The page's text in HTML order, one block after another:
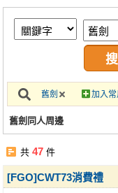
繪圖藝廊
交流中心
攤位轉讓區
會員功能選單
註冊會員
舊劍 加入
舊劍同人周邊
共47 件
[FGO]CWT73消費禮